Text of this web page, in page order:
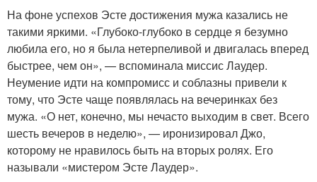
На фоне успехов Эсте достижения мужа казались не
такими яркими. «Глубоко-глубоко в сердце я безумно
любила его, но я была нетерпеливой и двигалась вперед
быстрее, чем он», — вспоминала миссис Лаудер.
Неумение идти на компромисс и соблазны привели к
тому, что Эсте чаще появлялась на вечеринках без
мужа. «О нет, конечно, мы нечасто выходим в свет. Всего
шесть вечеров в неделю», — иронизировал Джо,
которому не нравилось быть на вторых ролях. Его
называли «мистером Эсте Лаудер».